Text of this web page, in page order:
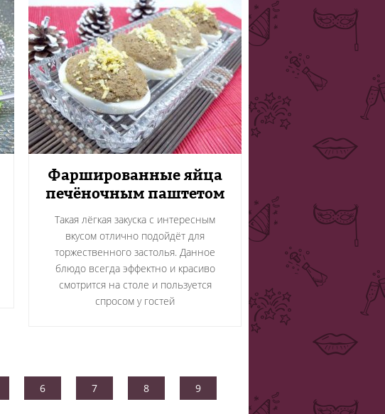
Фаршированные яйца
печёночным паштетом
Такая лёгкая закуска с интересным
вкусом отлично подойдёт для
торжественного застолья. Данное
блюдо всегда эффектно и красиво
смотрится на столе и пользуется
спросом у гостей
6 7 8 9